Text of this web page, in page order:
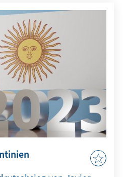
zwischen den
Wie
Diesen
mit Hilfe von zwei
im Abstand von